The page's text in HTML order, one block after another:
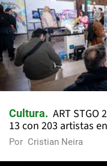
Cultura
ART
13 con 203 artistas
Por Cristian Neira